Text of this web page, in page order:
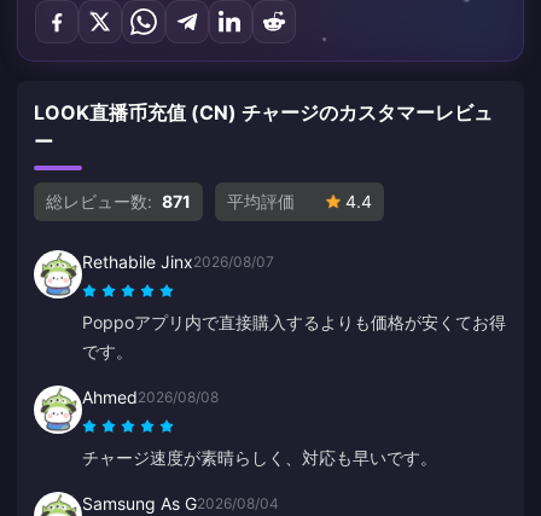
LOOK直播币充值 (CN) チャージのカスタマーレビュ
ー
総レビュー数: 871 平均評価 4.4
Rethabile Jinx2026/08/07
Poppoアプリ内で直接購入するよりも価格が安くてお得
です。
Ahmed2026/08/08
チャージ速度が素晴らしく、対応も早いです。
Samsung As G2026/08/04